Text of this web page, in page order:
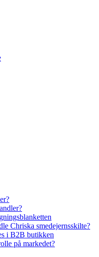
Chriska smedejernsskilte?
i B2B butikken
på markedet?